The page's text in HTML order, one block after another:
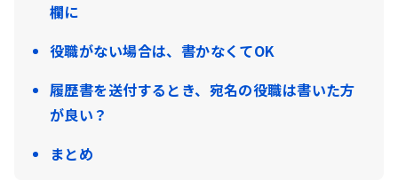
欄に
役職がない場合は、書かなくてOK
履歴書を送付するとき、宛名の役職は書いた方
が良い？
まとめ